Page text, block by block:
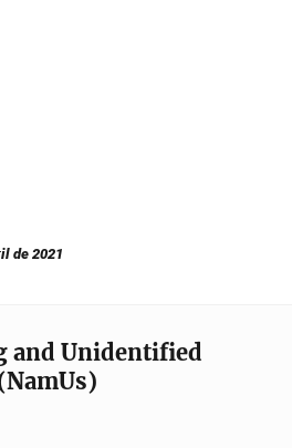
de 2021
and Unidentified